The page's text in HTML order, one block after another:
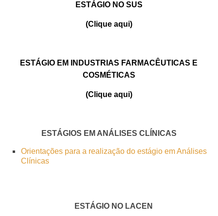
ESTÁGIO NO SUS
(Clique aqui)
ESTÁGIO EM INDUSTRIAS FARMACÊUTICAS E
COSMÉTICAS
(Clique aqui)
ESTÁGIOS EM ANÁLISES CLÍNICAS
Orientações para a realização do estágio em Análises
Clínicas
ESTÁGIO NO LACEN